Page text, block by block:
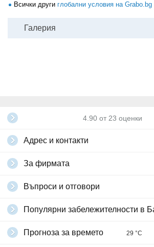
Всички други глобални условия на Grabo.bg
Галерия
4.90 от 23 оценки
Адрес и контакти
За фирмата
Въпроси и отговори
Популярни забележителности в
Прогноза за времето 29 °C